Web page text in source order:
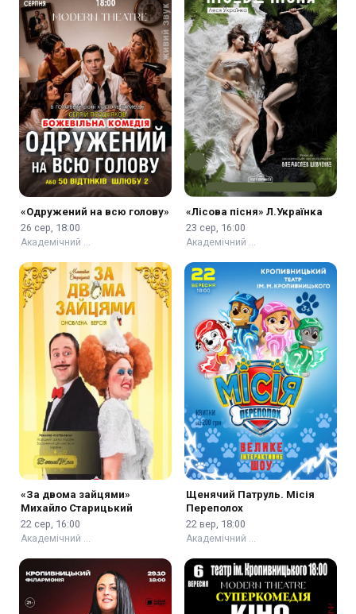
«Одружений на всю голову»
26 сер, 18:00
Академічний …
«Лісова пісня» Л.Українка
23 сер, 16:00
Академічний …
«За двома зайцями»
Михайло Старицький
22 сер, 16:00
Академічний …
Щенячий Патруль. Місія
Переполох
22 вер, 18:00
Академічний …